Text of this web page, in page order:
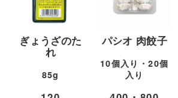
ぎょうざのた
れ
85g
パシオ 肉餃子
10個入り・20個
入り